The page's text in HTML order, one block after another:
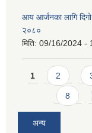
आय आर्जनका लागि
२०८०
मिति: 09/16/2024 -
Pages
1 2
8
अन्य